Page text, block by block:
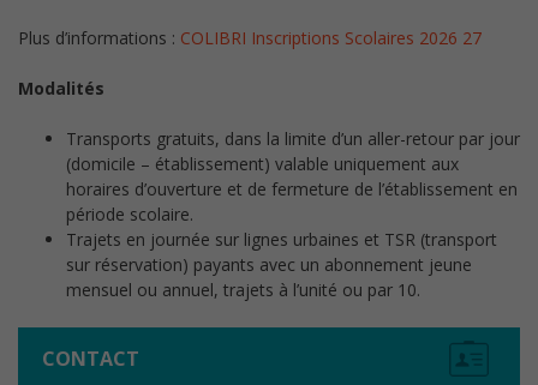
Plus d’informations : COLIBRI Inscriptions Scolaires 2026 27
Modalités
Transports gratuits, dans la limite d’un aller-retour par jour
(domicile – établissement) valable uniquement aux
horaires d’ouverture et de fermeture de l’établissement en
période scolaire.
Trajets en journée sur lignes urbaines et TSR (transport
sur réservation) payants avec un abonnement jeune
mensuel ou annuel, trajets à l’unité ou par 10.
CONTACT